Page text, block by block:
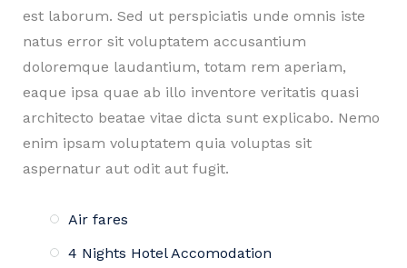
est laborum. Sed ut perspiciatis unde omnis iste
natus error sit voluptatem accusantium
doloremque laudantium, totam rem aperiam,
eaque ipsa quae ab illo inventore veritatis quasi
architecto beatae vitae dicta sunt explicabo. Nemo
enim ipsam voluptatem quia voluptas sit
aspernatur aut odit aut fugit.
Air fares
4 Nights Hotel Accomodation